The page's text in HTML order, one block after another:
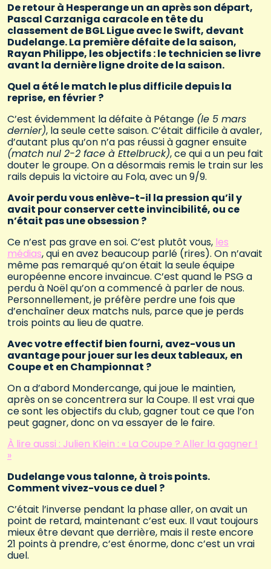
De retour à Hesperange un an après son départ,
Pascal Carzaniga caracole en tête du
classement de BGL Ligue avec le Swift, devant
Dudelange. La première défaite de la saison,
Rayan Philippe, les objectifs : le technicien se livre
avant la dernière ligne droite de la saison.
Quel a été le match le plus difficile depuis la
reprise, en février ?
C’est évidemment la défaite à Pétange (le 5 mars
dernier), la seule cette saison. C’était difficile à avaler,
d’autant plus qu’on n’a pas réussi à gagner ensuite
(match nul 2-2 face à Ettelbruck), ce qui a un peu fait
douter le groupe. On a désormais remis le train sur les
rails depuis la victoire au Fola, avec un 9/9.
Avoir perdu vous enlève-t-il la pression qu’il y
avait pour conserver cette invincibilité, ou ce
n’était pas une obsession ?
Ce n’est pas grave en soi. C’est plutôt vous, les
médias, qui en avez beaucoup parlé (rires). On n’avait
même pas remarqué qu’on était la seule équipe
européenne encore invaincue. C’est quand le PSG a
perdu à Noël qu’on a commencé à parler de nous.
Personnellement, je préfère perdre une fois que
d’enchaîner deux matchs nuls, parce que je perds
trois points au lieu de quatre.
Avec votre effectif bien fourni, avez-vous un
avantage pour jouer sur les deux tableaux, en
Coupe et en Championnat ?
On a d’abord Mondercange, qui joue le maintien,
après on se concentrera sur la Coupe. Il est vrai que
ce sont les objectifs du club, gagner tout ce que l’on
peut gagner, donc on va essayer de le faire.
À lire aussi : Julien Klein : « La Coupe ? Aller la gagner !
»
Dudelange vous talonne, à trois points.
Comment vivez-vous ce duel ?
C’était l’inverse pendant la phase aller, on avait un
point de retard, maintenant c’est eux. Il vaut toujours
mieux être devant que derrière, mais il reste encore
21 points à prendre, c’est énorme, donc c’est un vrai
duel.